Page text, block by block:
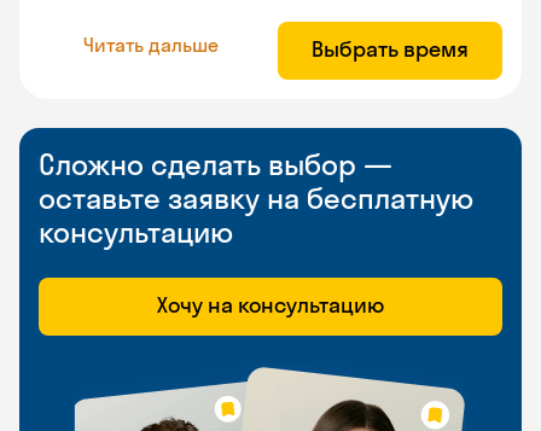
Читать дальше Выбрать время
Сложно сделать выбор —
оставьте заявку на бесплатную
консультацию
Хочу на консультацию